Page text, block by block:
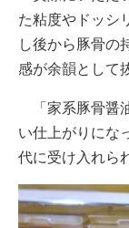
た粘度やドッシ
し後から豚骨の
感が余韻として
「家系豚骨醤
い仕上がりにな
代に受け入れら